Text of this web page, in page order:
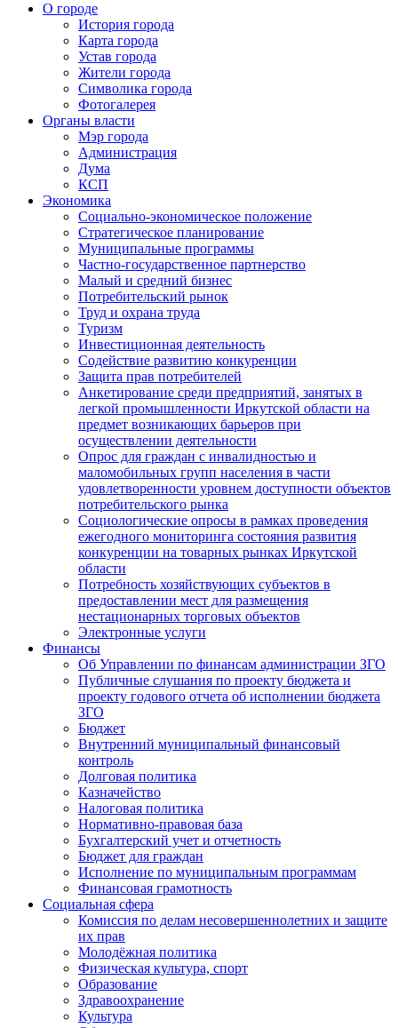
О городе
История города
Карта города
Устав города
Жители города
Символика города
Фотогалерея
Органы власти
Мэр города
Администрация
Дума
КСП
Экономика
Социально-экономическое положение
Стратегическое планирование
Муниципальные программы
Частно-государственное партнерство
Малый и средний бизнес
Потребительский рынок
Труд и охрана труда
Туризм
Инвестиционная деятельность
Содействие развитию конкуренции
Защита прав потребителей
Анкетирование среди предприятий, занятых в
легкой промышленности Иркутской области на
предмет возникающих барьеров при
осуществлении деятельности
Опрос для граждан с инвалидностью и
маломобильных групп населения в части
удовлетворенности уровнем доступности объектов
потребительского рынка
Социологические опросы в рамках проведения
ежегодного мониторинга состояния развития
конкуренции на товарных рынках Иркутской
области
Потребность хозяйствующих субъектов в
предоставлении мест для размещения
нестационарных торговых объектов
Электронные услуги
Финансы
Об Управлении по финансам администрации ЗГО
Публичные слушания по проекту бюджета и
проекту годового отчета об исполнении бюджета
ЗГО
Бюджет
Внутренний муниципальный финансовый
контроль
Долговая политика
Казначейство
Налоговая политика
Нормативно-правовая база
Бухгалтерский учет и отчетность
Бюджет для граждан
Исполнение по муниципальным программам
Финансовая грамотность
Социальная сфера
Комиссия по делам несовершеннолетних и защите
их прав
Молодёжная политика
Физическая культура, спорт
Образование
Здравоохранение
Культура